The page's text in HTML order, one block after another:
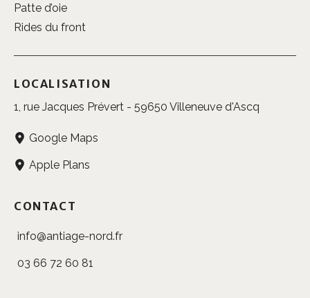
Patte d’oie
Rides du front
LOCALISATION
1, rue Jacques Prévert - 59650 Villeneuve d'Ascq
Google Maps
Apple Plans
CONTACT
info@antiage-nord.fr
03 66 72 60 81